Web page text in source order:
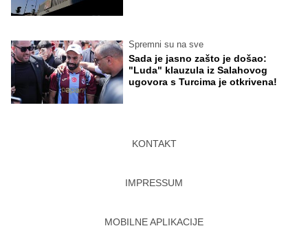
Spremni su na sve
Sada je jasno zašto je došao:
"Luda" klauzula iz Salahovog
ugovora s Turcima je otkrivena!
KONTAKT
IMPRESSUM
MOBILNE APLIKACIJE